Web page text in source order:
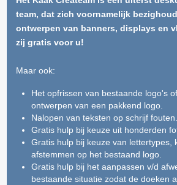
team, dat zich voornamelijk
ontwerpen van banners, displays en
zij gratis voor u!
Maar ook:
Het opfrissen van bestaande logo's
ontwerpen van een pakkend logo.
Nalopen van teksten op schrijf fouten.
Gratis hulp bij keuze uit honderden
Gratis hulp bij keuze van lettertypes,
afstemmen op het bestaand logo.
Gratis hulp bij het aanpassen v/d
bestaande situatie zodat de doeken